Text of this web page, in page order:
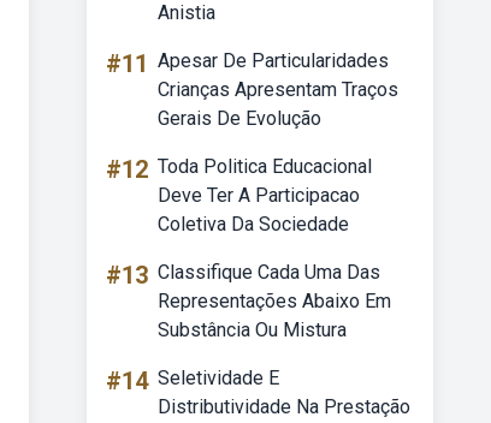
Anistia
#11 Apesar De Particularidades
Crianças Apresentam Traços
Gerais De Evolução
#12 Toda Politica Educacional
Deve Ter A Participacao
Coletiva Da Sociedade
#13 Classifique Cada Uma Das
Representações Abaixo Em
Substância Ou Mistura
#14 Seletividade E
Distributividade Na Prestação